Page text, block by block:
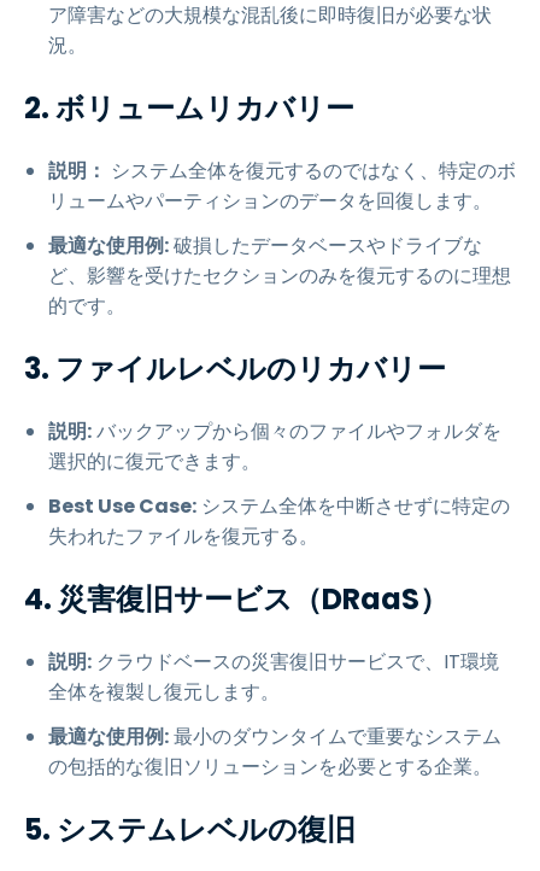
ア障害などの大規模な混乱後に即時復旧が必要な状
況。
2. ボリュームリカバリー
説明： システム全体を復元するのではなく、特定のボ
リュームやパーティションのデータを回復します。
最適な使用例:破損したデータベースやドライブな
ど、影響を受けたセクションのみを復元するのに理想
的です。
3. ファイルレベルのリカバリー
説明:バックアップから個々のファイルやフォルダを
選択的に復元できます。
Best Use Case: システム全体を中断させずに特定の
失われたファイルを復元する。
4. 災害復旧サービス（DRaaS）
説明: クラウドベースの災害復旧サービスで、IT環境
全体を複製し復元します。
最適な使用例:最小のダウンタイムで重要なシステム
の包括的な復旧ソリューションを必要とする企業。
5. システムレベルの復旧